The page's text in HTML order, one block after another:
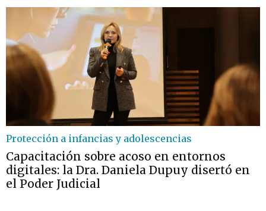
Protección a infancias y adolescencias
Capacitación sobre acoso en entornos
digitales: la Dra. Daniela Dupuy disertó en
el Poder Judicial